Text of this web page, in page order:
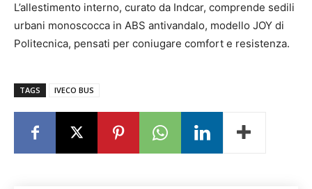
L’allestimento interno, curato da Indcar, comprende sedili
urbani monoscocca in ABS antivandalo, modello JOY di
Politecnica, pensati per coniugare comfort e resistenza.
TAGS IVECO BUS